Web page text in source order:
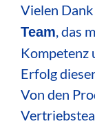
Vielen Dank
Team , das
Kompetenz
Erfolg
Von den